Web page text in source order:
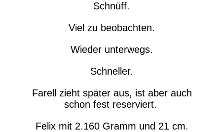
Schnüff.
Viel zu beobachten.
Wieder unterwegs.
Schneller.
Farell zieht später aus, ist aber auch
schon fest reserviert.
Felix mit 2.160 Gramm und 21 cm.